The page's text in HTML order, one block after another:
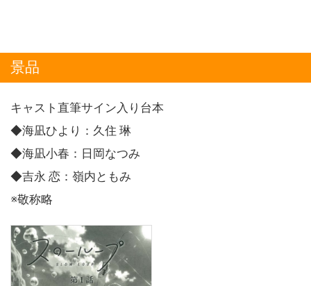
景品
キャスト直筆サイン入り台本
◆海凪ひより：久住 琳
◆海凪小春：日岡なつみ
◆吉永 恋：嶺内ともみ
※敬称略